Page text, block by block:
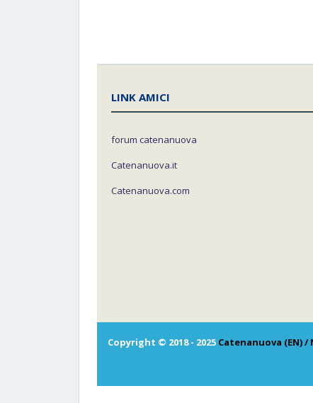
LINK AMICI
forum catenanuova
Catenanuova.it
Catenanuova.com
Copyright © 2018 - 2025 Catenanuova (EN)